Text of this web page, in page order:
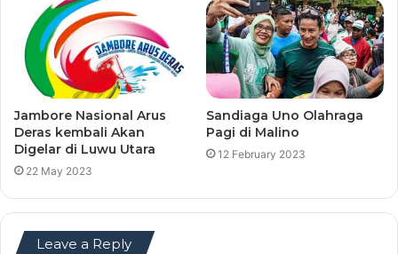
Jambore Nasional Arus
Deras kembali Akan
Digelar di Luwu Utara
22 May 2023
Sandiaga Uno Olahraga
Pagi di Malino
12 February 2023
Leave a Reply